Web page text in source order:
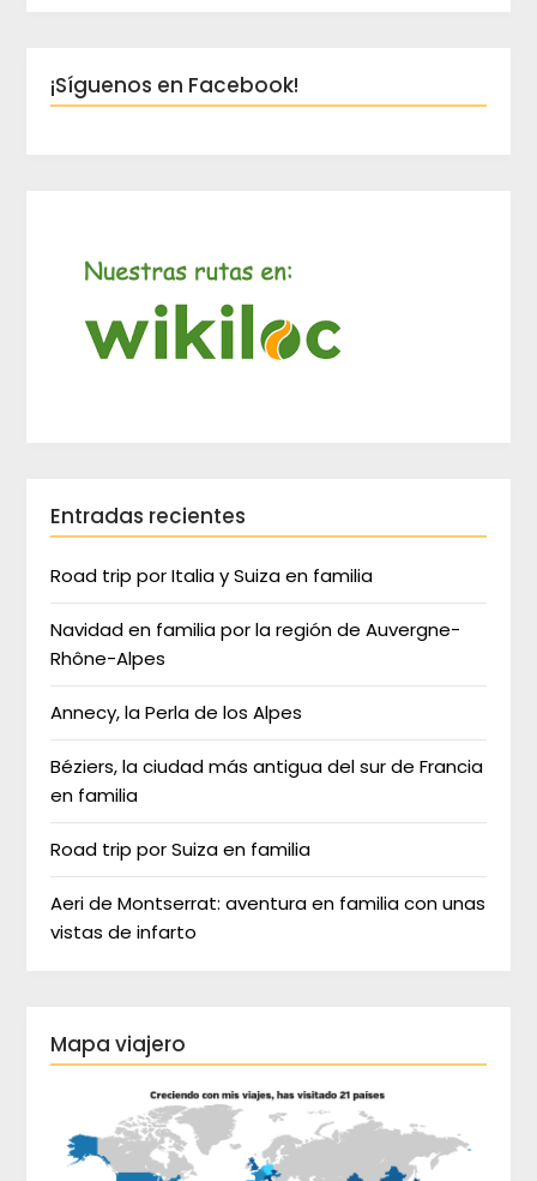
¡Síguenos en Facebook!
Entradas recientes
Road trip por Italia y Suiza en familia
Navidad en familia por la región de Auvergne-
Rhône-Alpes
Annecy, la Perla de los Alpes
Béziers, la ciudad más antigua del sur de Francia
en familia
Road trip por Suiza en familia
Aeri de Montserrat: aventura en familia con unas
vistas de infarto
Mapa viajero